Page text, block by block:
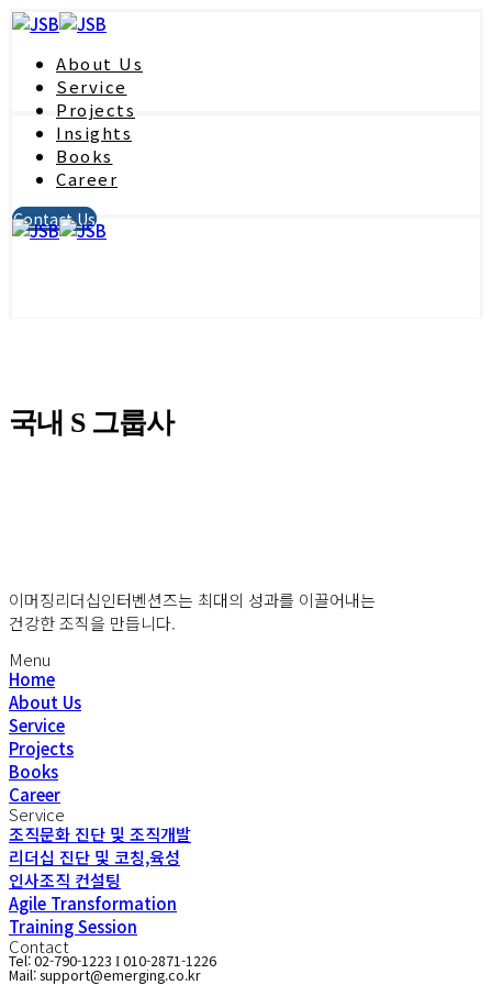
About Us
Service
Projects
Insights
Books
Career
Contact Us
국내 S 그룹사
이머징리더십인터벤션즈는 최대의 성과를 이끌어내는
건강한 조직을 만듭니다.
Menu
Home
About Us
Service
Projects
Books
Career
Service
조직문화 진단 및 조직개발
리더십 진단 및 코칭,육성
인사조직 컨설팅
Agile Transformation
Training Session
Contact
Tel: 02-790-1223 I 010-2871-1226
Mail: support@emerging.co.kr